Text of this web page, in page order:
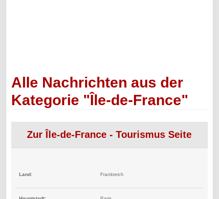
Alle Nachrichten aus der
Kategorie "Île-de-France"
Zur Île-de-France - Tourismus Seite
Land: Frankreich